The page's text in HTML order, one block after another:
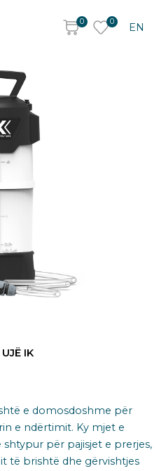
0 0
EN
IK
€.
e domosdoshme për
e ndërtimit. Ky mjet e
për pajisjet e prerjes,
të brishtë dhe gërvishtjes